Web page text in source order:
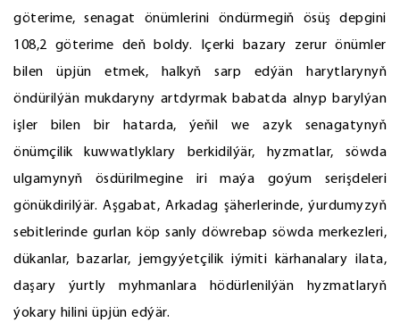
göterime, senagat önümlerini öndürmegiň ösüş depgini
108,2 göterime deň boldy. Içerki bazary zerur önümler
bilen üpjün etmek, halkyň sarp edýän harytlarynyň
öndürilýän mukdaryny artdyrmak babatda alnyp barylýan
işler bilen bir hatarda, ýeňil we azyk senagatynyň
önümçilik kuwwatlyklary berkidilýär, hyzmatlar, söwda
ulgamynyň ösdürilmegine iri maýa goýum serişdeleri
gönükdirilýär. Aşgabat, Arkadag şäherlerinde, ýurdumyzyň
sebitlerinde gurlan köp sanly döwrebap söwda merkezleri,
dükanlar, bazarlar, jemgyýetçilik iýmiti kärhanalary ilata,
daşary ýurtly myhmanlara hödürlenilýän hyzmatlaryň
ýokary hilini üpjün edýär.